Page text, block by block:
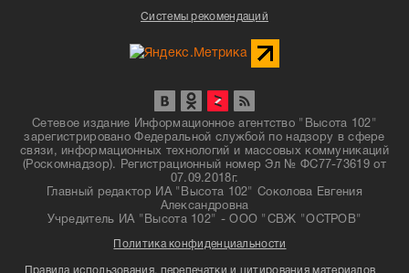
Системы рекомендаций
Сетевое издание Информационное агентство "Высота 102"
зарегистрировано Федеральной службой по надзору в сфере
связи, информационных технологий и массовых коммуникаций
(Роскомнадзор). Регистрационный номер Эл № ФС77-73619 от
07.09.2018г.
Главный редактор ИА "Высота 102" Соколова Евгения
Александровна
Учредитель ИА "Высота 102" - ООО "СВЖ "ОСТРОВ"
Политика конфиденциальности